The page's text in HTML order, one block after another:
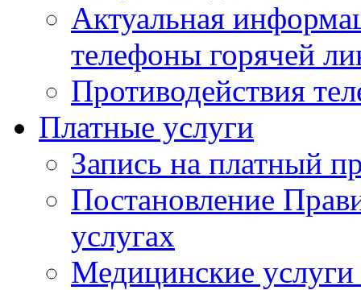
Актуальная
телефоны горячей
Противодействия
Платные услуги
Запись на платный
Постановление
услугах
Медицинские